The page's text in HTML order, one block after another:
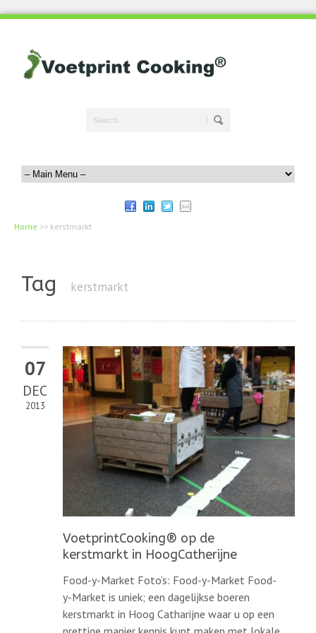
Home >> kerstmarkt
Tag kerstmarkt
07
DEC
2013
VoetprintCooking® op de
kerstmarkt in HoogCatherijne
Food-y-Market Foto’s: Food-y-Market Food-
y-Market is uniek; een dagelijkse boeren
kerstmarkt in Hoog Catharijne waar u op een